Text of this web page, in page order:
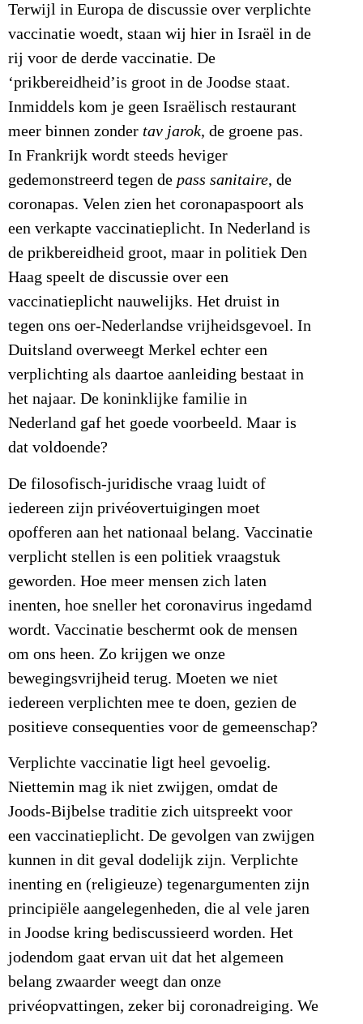
Terwijl in Europa de discussie over verplichte
vaccinatie woedt, staan wij hier in Israël in de
rij voor de derde vaccinatie. De
‘prikbereidheid’is groot in de Joodse staat.
Inmiddels kom je geen Israëlisch restaurant
meer binnen zonder tav jarok, de groene pas.
In Frankrijk wordt steeds heviger
gedemonstreerd tegen de pass sanitaire, de
coronapas. Velen zien het coronapaspoort als
een verkapte vaccinatieplicht. In Nederland is
de prikbereidheid groot, maar in politiek Den
Haag speelt de discussie over een
vaccinatieplicht nauwelijks. Het druist in
tegen ons oer-Nederlandse vrijheidsgevoel. In
Duitsland overweegt Merkel echter een
verplichting als daartoe aanleiding bestaat in
het najaar. De koninklijke familie in
Nederland gaf het goede voorbeeld. Maar is
dat voldoende?
De filosofisch-juridische vraag luidt of
iedereen zijn privéovertuigingen moet
opofferen aan het nationaal belang. Vaccinatie
verplicht stellen is een politiek vraagstuk
geworden. Hoe meer mensen zich laten
inenten, hoe sneller het coronavirus ingedamd
wordt. Vaccinatie beschermt ook de mensen
om ons heen. Zo krijgen we onze
bewegingsvrijheid terug. Moeten we niet
iedereen verplichten mee te doen, gezien de
positieve consequenties voor de gemeenschap?
Verplichte vaccinatie ligt heel gevoelig.
Niettemin mag ik niet zwijgen, omdat de
Joods-Bijbelse traditie zich uitspreekt voor
een vaccinatieplicht. De gevolgen van zwijgen
kunnen in dit geval dodelijk zijn. Verplichte
inenting en (religieuze) tegenargumenten zijn
principiële aangelegenheden, die al vele jaren
in Joodse kring bediscussieerd worden. Het
jodendom gaat ervan uit dat het algemeen
belang zwaarder weegt dan onze
privéopvattingen, zeker bij coronadreiging. We